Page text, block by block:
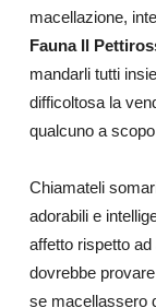
macellazione,
Fauna Il
mandarli tutti
difficoltosa la
qualcuno a
Chiamateli
adorabili e
affetto rispetto
dovrebbe
se macellassero